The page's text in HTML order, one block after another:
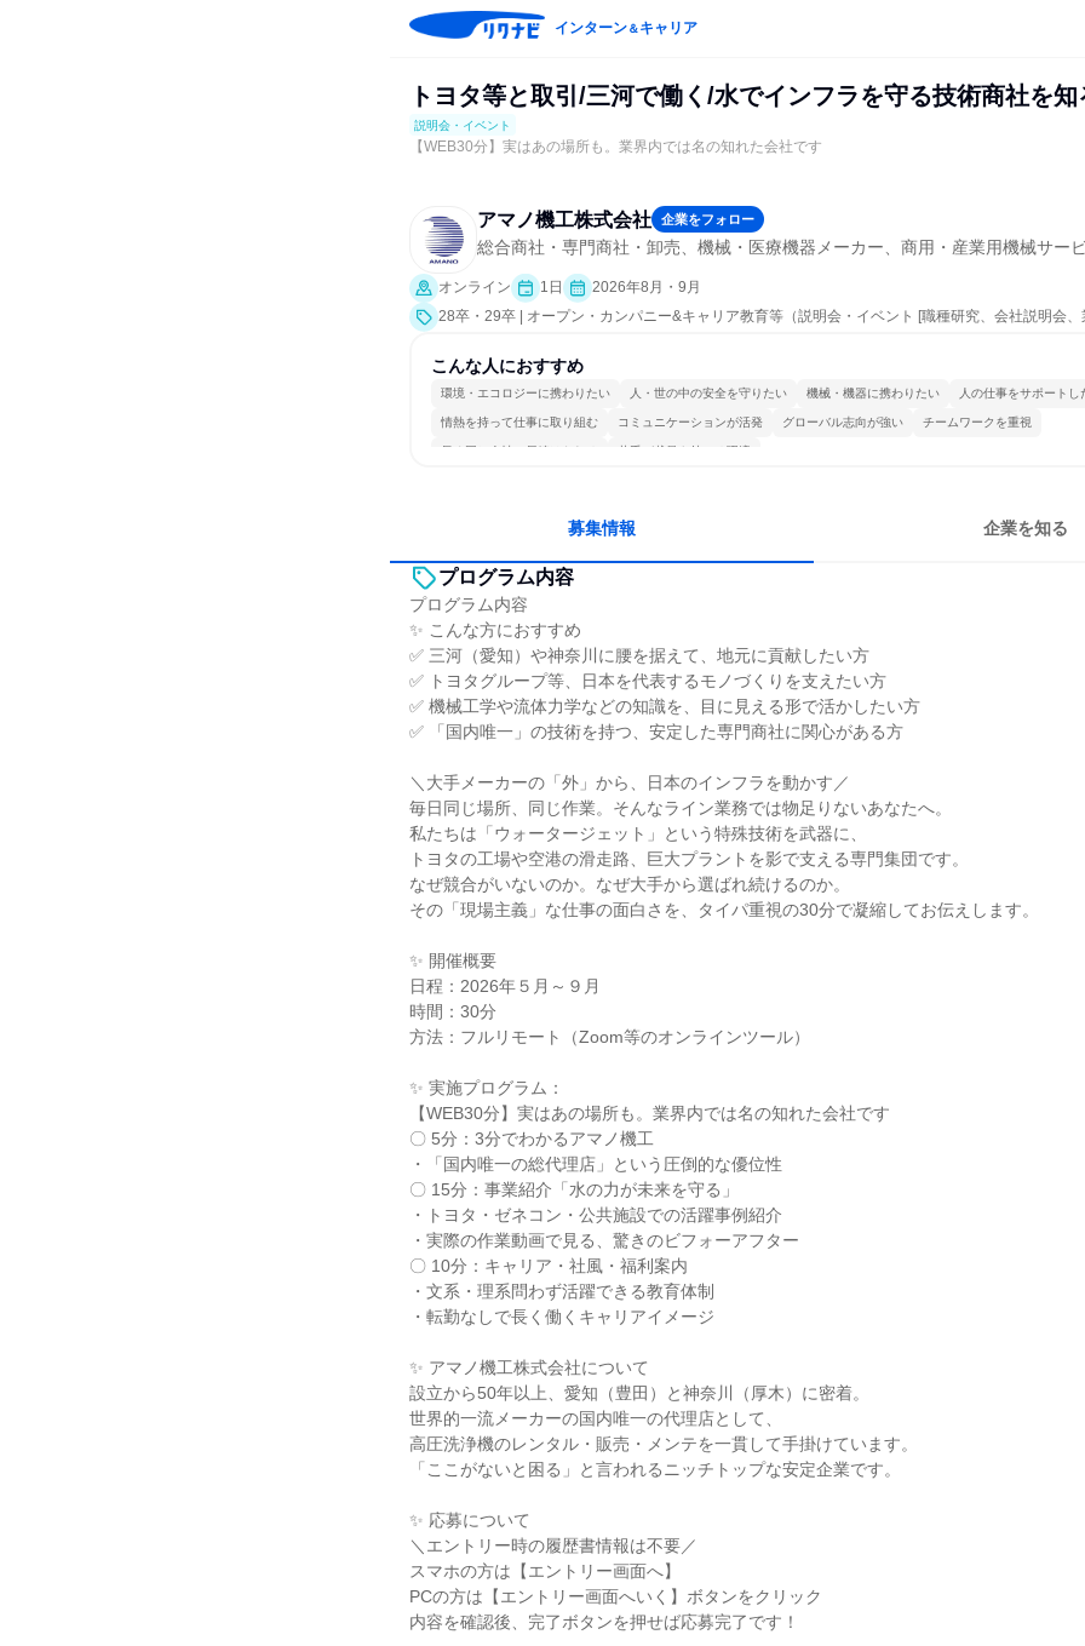
インターン＆キャリア
トヨタ等と取引/三河で働く/水でインフラを守る技術商社を知
説明会・イベント
【WEB30分】実はあの場所も。業界内では名の知れた会社です
アマノ機工株式会社 企業をフォロー
総合商社・専門商社・卸売、機械・医療機器メーカー、商用・産業用機械サー
オンライン 1日
2026年8月・9月
28卒・29卒 | オープン・カンパニー&キャリア教育等（説明会・イベント [職種研究、会社説明会
こんな人におすすめ
環境・エコロジーに携わりたい 人・世の中の安全を守りたい 機械・機器に携わりたい 人の仕事をサポートし
情熱を持って仕事に取り組む コミュニケーションが活発 グローバル志向が強い チームワークを重視
長く同じ会社に居続けられる 若手が裁量を持てる環境
募集情報 企業を知る
プログラム内容
プログラム内容
✨ こんな方におすすめ
✅ 三河（愛知）や神奈川に腰を据えて、地元に貢献したい方
✅ トヨタグループ等、日本を代表するモノづくりを支えたい方
✅ 機械工学や流体力学などの知識を、目に見える形で活かしたい方
✅ 「国内唯一」の技術を持つ、安定した専門商社に関心がある方
＼大手メーカーの「外」から、日本のインフラを動かす／
毎日同じ場所、同じ作業。そんなライン業務では物足りないあなたへ。
私たちは「ウォータージェット」という特殊技術を武器に、
トヨタの工場や空港の滑走路、巨大プラントを影で支える専門集団です。
なぜ競合がいないのか。なぜ大手から選ばれ続けるのか。
その「現場主義」な仕事の面白さを、タイパ重視の30分で凝縮してお伝えします。
✨ 開催概要
日程：2026年５月～９月
時間：30分
方法：フルリモート（Zoom等のオンラインツール）
✨ 実施プログラム：
【WEB30分】実はあの場所も。業界内では名の知れた会社です
〇 5分：3分でわかるアマノ機工
・「国内唯一の総代理店」という圧倒的な優位性
〇 15分：事業紹介「水の力が未来を守る」
・トヨタ・ゼネコン・公共施設での活躍事例紹介
・実際の作業動画で見る、驚きのビフォーアフター
〇 10分：キャリア・社風・福利案内
・文系・理系問わず活躍できる教育体制
・転勤なしで長く働くキャリアイメージ
✨ アマノ機工株式会社について
設立から50年以上、愛知（豊田）と神奈川（厚木）に密着。
世界的一流メーカーの国内唯一の代理店として、
高圧洗浄機のレンタル・販売・メンテを一貫して手掛けています。
「ここがないと困る」と言われるニッチトップな安定企業です。
✨ 応募について
＼エントリー時の履歴書情報は不要／
スマホの方は【エントリー画面へ】
PCの方は【エントリー画面へいく】ボタンをクリック
内容を確認後、完了ボタンを押せば応募完了です！